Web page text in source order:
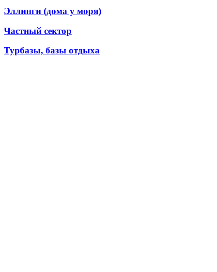
Эллинги (дома у моря)
Частный сектор
Турбазы, базы отдыха